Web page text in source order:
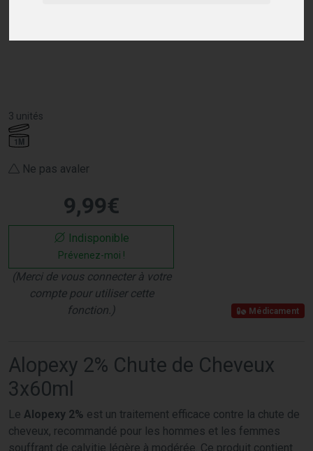
3 unités
1M
Ne pas avaler
9,99€
Indisponible
Prévenez-moi !
(Merci de vous connecter à votre
compte pour utiliser cette
fonction.)
Médicament
Alopexy 2% Chute de Cheveux
3x60ml
Le Alopexy 2% est un traitement efficace contre la chute de
cheveux, recommandé pour les hommes et les femmes
souffrant de calvitie légère à modérée. Ce produit contient